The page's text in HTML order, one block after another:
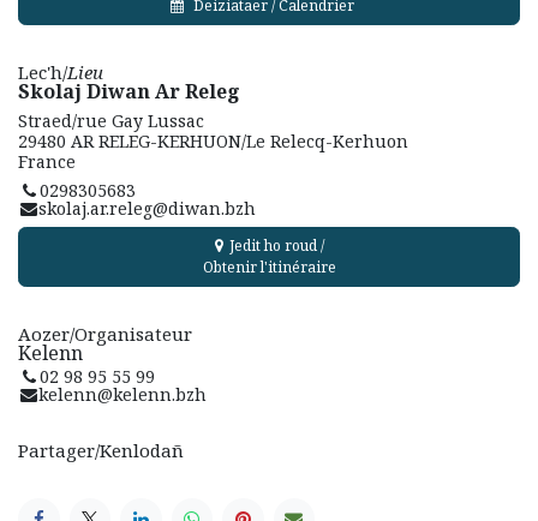
Deiziataer / Calendrier
Lec'h/Lieu
Skolaj Diwan Ar Releg
Straed/rue Gay Lussac
29480 AR RELEG-KERHUON/Le Relecq-Kerhuon
France
0298305683
skolaj.ar.releg@diwan.bzh
Jedit ho roud /
Obtenir l'itinéraire
Aozer/Organisateur
Kelenn
02 98 95 55 99
kelenn@kelenn.bzh
Partager/Kenlodañ